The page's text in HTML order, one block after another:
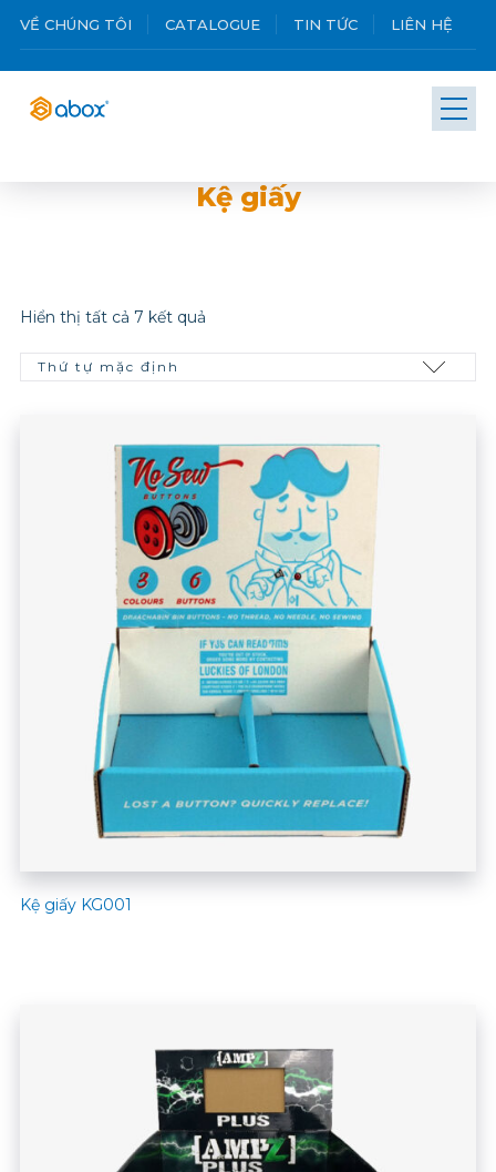
VỀ CHÚNG TÔI CATALOGUE TIN TỨC LIÊN HỆ
Kệ giấy
Hiển thị tất cả 7 kết quả
Kệ giấy KG001